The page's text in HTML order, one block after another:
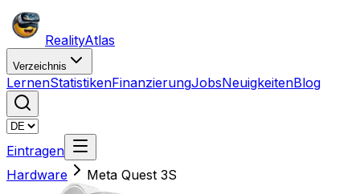
RealityAtlas
Verzeichnis
LernenStatistikenFinanzierungJobsNeuigkeitenBlog
Eintragen
Hardware
Meta Quest 3S